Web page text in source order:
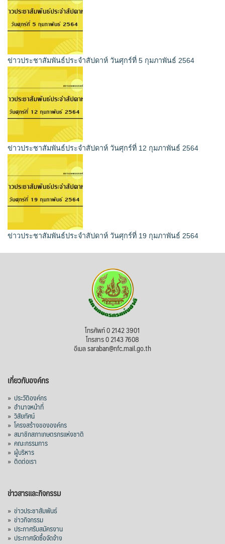
ข่าวประชาสัมพันธ์ประจำสัปดาห์ วันศุกร์ที่ 5 กุมภาพันธ์ 2564
ข่าวประชาสัมพันธ์ประจำสัปดาห์ วันศุกร์ที่ 12 กุมภาพันธ์ 2564
ข่าวประชาสัมพันธ์ประจำสัปดาห์ วันศุกร์ที่ 19 กุมภาพันธ์ 2564
โทรศัพท์ 0 2142 3901
โทรสาร 0 2143 7608
อีเมล saraban@nfc.mail.go.th
เกี่ยวกับองค์กร
» ประวัติองค์กร
» อำนาจหน้าที่
» วิสัยทัศน์
» โครงสร้างขององค์กร
» สมาชิกสภาเกษตรกรแห่งชาติ
» คณะกรรมการ
» ผู้บริหาร
» ติดต่อเรา
ข่าวสารและกิจกรรม
» ข่าวประชาสัมพันธ์
» ข่าวกิจกรรม
» ประกาศรับสมัครงาน
» ประกาศจัดซื้อจัดจ้าง